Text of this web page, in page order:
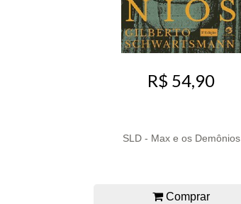
R$ 54,90
SLD - Max e os Demônios
Comprar